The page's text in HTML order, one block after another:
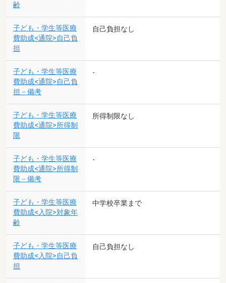
齢
子ども・学生等医療
費助成<通院>自己負
担
自己負担なし
子ども・学生等医療
費助成<通院>自己負
担－備考
-
子ども・学生等医療
費助成<通院>所得制
限
所得制限なし
子ども・学生等医療
費助成<通院>所得制
限－備考
-
子ども・学生等医療
費助成<入院>対象年
齢
中学校卒業まで
子ども・学生等医療
費助成<入院>自己負
担
自己負担なし